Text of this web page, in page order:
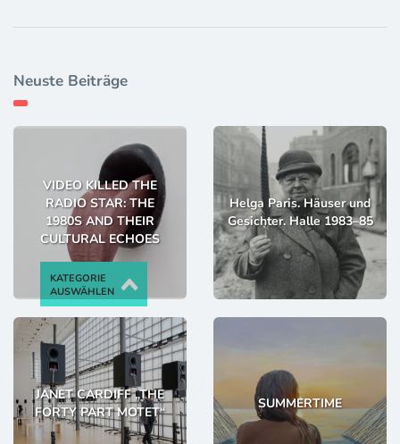
Neuste Beiträge
VIDEO KILLED THE
RADIO STAR: THE
1980S AND THEIR
CULTURAL ECHOES
Helga Paris. Häuser und
Gesichter. Halle 1983–85
JANET CARDIFF „THE
FORTY PART MOTET“
SUMMERTIME
KATEGORIE
AUSWÄHLEN